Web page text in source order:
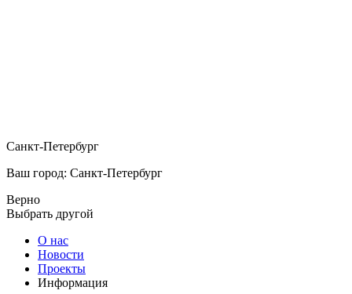
Санкт-Петербург
Ваш город: Санкт-Петербург
Верно
Выбрать другой
О нас
Новости
Проекты
Информация